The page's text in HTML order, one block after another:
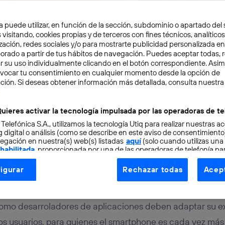
3 min
apps para móviles
intento)
desarroladores de aplicaciones deben adaptar su
usuarios, para quienes el smartphone es cada vez
puede utilizar, en función de la sección, subdominio o apartado del
visitando, cookies propias y de terceros con fines técnicos,
redes sociales y/o para mostrarte publicidad personalizada
a partir de tus hábitos de navegación. Puedes aceptar todas,
su uso individualmente clicando en el botón correspondiente.
tu consentimiento en cualquier momento desde la opción de
Si deseas obtener información más detallada, consulta nuestra
activar la tecnología impulsada por las operadoras de
S.A., utilizamos la tecnología Utiq para realizar nuestras
digital o análisis (como se describe en este aviso de
en nuestra(s) web(s) listadas aquí(solo cuando utilizas una
, proporcionada por una de las operadoras de telefonía
consentimiento en cada página web).
Utiq está diseñada con la privacidad como prioridad
tu dirección IP y otra información de la cuenta de cliente de
a la conexión que utilizas (p. ej., número de teléfono móvil).
Rechazar todas